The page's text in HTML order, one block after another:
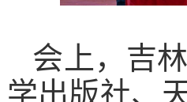
会上，吉
学出版社、